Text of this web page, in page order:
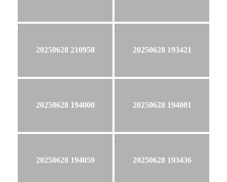
20250628 210958 20250628 193421
20250628 194000 20250628 194001
20250628 194059 20250628 193436